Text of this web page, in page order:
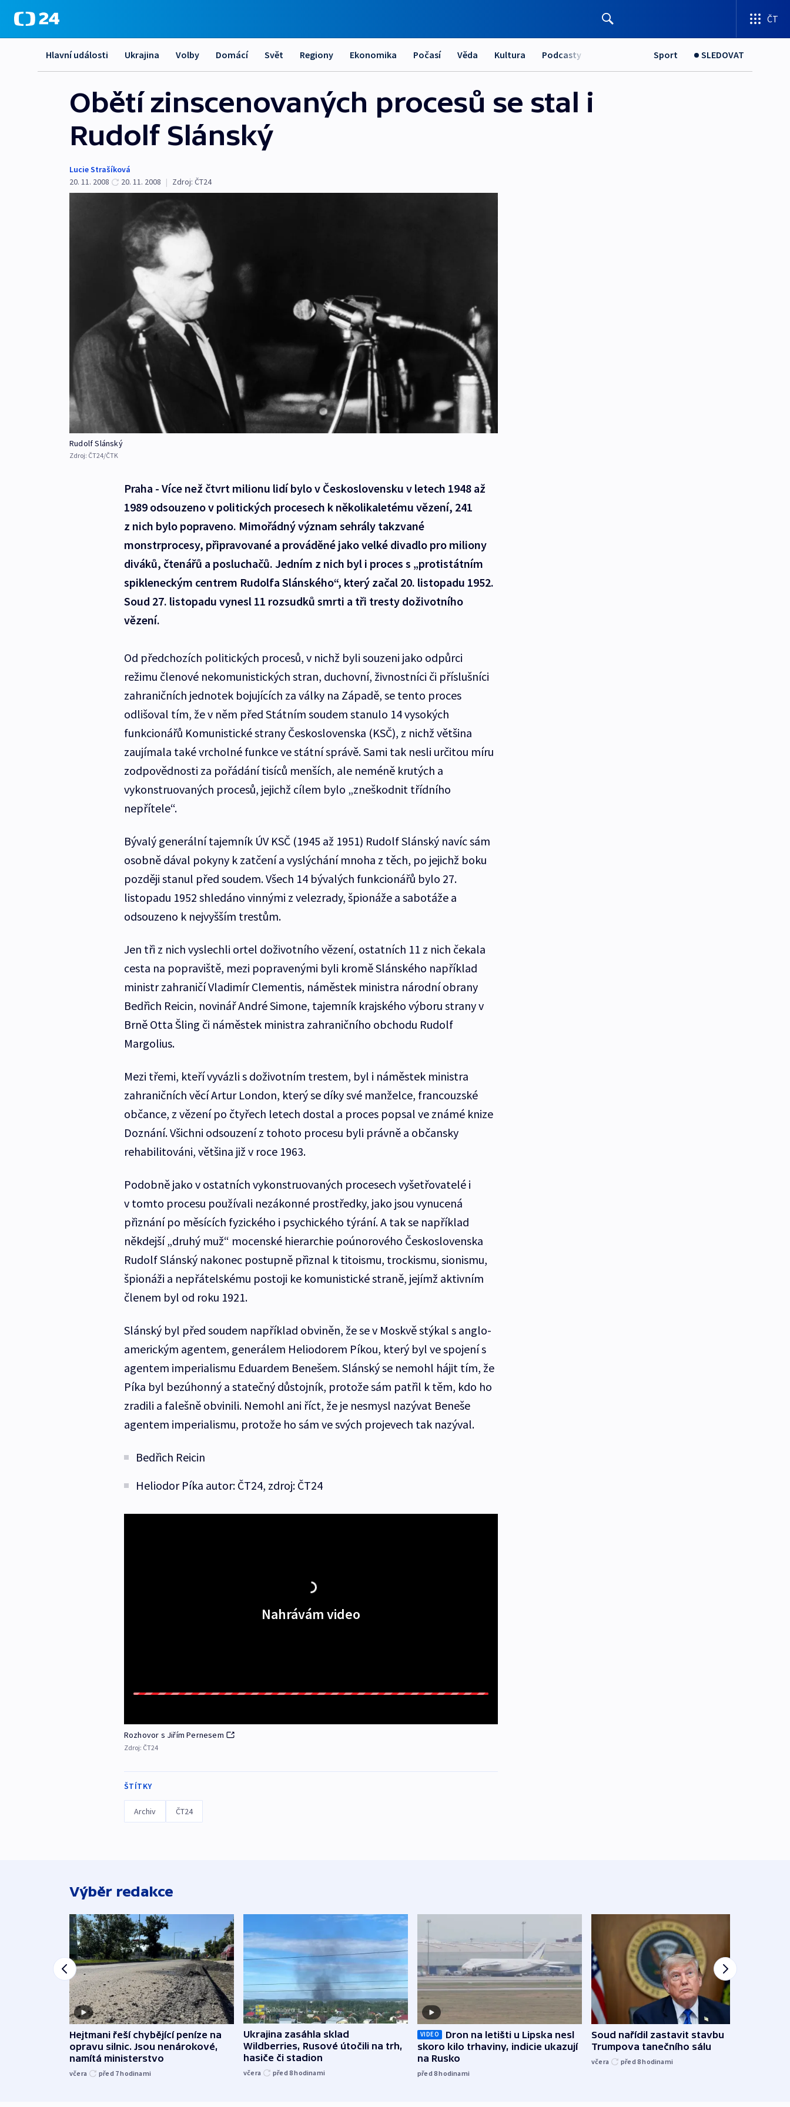
ČT
Hlavní události Ukrajina Volby Domácí Svět Regiony Ekonomika Počasí Věda Kultura Podcasty Sport SLEDOVAT
Obětí zinscenovaných procesů se stal i
Rudolf Slánský
Lucie Strašíková
20. 11. 2008
20. 11. 2008 | Zdroj: ČT24
Rudolf Slánský
Zdroj: ČT24/ČTK
Praha - Více než čtvrt milionu lidí bylo v Československu v letech 1948 až
1989 odsouzeno v politických procesech k několikaletému vězení, 241
z nich bylo popraveno. Mimořádný význam sehrály takzvané
monstrprocesy, připravované a prováděné jako velké divadlo pro miliony
diváků, čtenářů a posluchačů. Jedním z nich byl i proces s „protistátním
spikleneckým centrem Rudolfa Slánského“, který začal 20. listopadu 1952.
Soud 27. listopadu vynesl 11 rozsudků smrti a tři tresty doživotního
vězení.
Od předchozích politických procesů, v nichž byli souzeni jako odpůrci
režimu členové nekomunistických stran, duchovní, živnostníci či příslušníci
zahraničních jednotek bojujících za války na Západě, se tento proces
odlišoval tím, že v něm před Státním soudem stanulo 14 vysokých
funkcionářů Komunistické strany Československa (KSČ), z nichž většina
zaujímala také vrcholné funkce ve státní správě. Sami tak nesli určitou míru
zodpovědnosti za pořádání tisíců menších, ale neméně krutých a
vykonstruovaných procesů, jejichž cílem bylo „zneškodnit třídního
nepřítele“.
Bývalý generální tajemník ÚV KSČ (1945 až 1951) Rudolf Slánský navíc sám
osobně dával pokyny k zatčení a vyslýchání mnoha z těch, po jejichž boku
později stanul před soudem. Všech 14 bývalých funkcionářů bylo 27.
listopadu 1952 shledáno vinnými z velezrady, špionáže a sabotáže a
odsouzeno k nejvyšším trestům.
Jen tři z nich vyslechli ortel doživotního vězení, ostatních 11 z nich čekala
cesta na popraviště, mezi popravenými byli kromě Slánského například
ministr zahraničí Vladimír Clementis, náměstek ministra národní obrany
Bedřich Reicin, novinář André Simone, tajemník krajského výboru strany v
Brně Otta Šling či náměstek ministra zahraničního obchodu Rudolf
Margolius.
Mezi třemi, kteří vyvázli s doživotním trestem, byl i náměstek ministra
zahraničních věcí Artur London, který se díky své manželce, francouzské
občance, z vězení po čtyřech letech dostal a proces popsal ve známé knize
Doznání. Všichni odsouzení z tohoto procesu byli právně a občansky
rehabilitováni, většina již v roce 1963.
Podobně jako v ostatních vykonstruovaných procesech vyšetřovatelé i
v tomto procesu používali nezákonné prostředky, jako jsou vynucená
přiznání po měsících fyzického i psychického týrání. A tak se například
někdejší „druhý muž“ mocenské hierarchie poúnorového Československa
Rudolf Slánský nakonec postupně přiznal k titoismu, trockismu, sionismu,
špionáži a nepřátelskému postoji ke komunistické straně, jejímž aktivním
členem byl od roku 1921.
Slánský byl před soudem například obviněn, že se v Moskvě stýkal s anglo-
americkým agentem, generálem Heliodorem Píkou, který byl ve spojení s
agentem imperialismu Eduardem Benešem. Slánský se nemohl hájit tím, že
Píka byl bezúhonný a statečný důstojník, protože sám patřil k těm, kdo ho
zradili a falešně obvinili. Nemohl ani říct, že je nesmysl nazývat Beneše
agentem imperialismu, protože ho sám ve svých projevech tak nazýval.
Bedřich Reicin
Heliodor Píka autor: ČT24, zdroj: ČT24
Nahrávám video
Rozhovor s Jiřím Pernesem
Zdroj: ČT24
ŠTÍTKY
Archiv ČT24
Výběr redakce
Hejtmani řeší chybějící peníze na
opravu silnic. Jsou nenárokové,
namítá ministerstvo
včera před 7hodinami
Ukrajina zasáhla sklad
Wildberries, Rusové útočili na trh,
hasiče či stadion
včera před 8hodinami
VIDEO
Dron na letišti u Lipska nesl
skoro kilo trhaviny, indicie ukazují
na Rusko
před 8hodinami
Soud nařídil zastavit stavbu
Trumpova tanečního sálu
včera před 8hodinami